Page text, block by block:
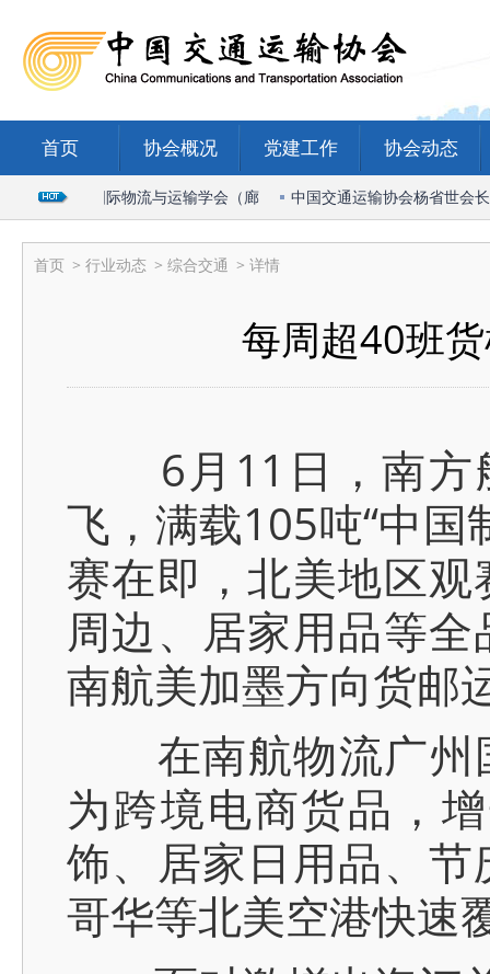
首页 协会概况 党建工作 协会动态
出席2026国际物流与运输学会（廊 中国交通运输协会杨省世会长
首页 > 行业动态 > 综合交通 > 详情
每周超40班
6月11日，南方
飞，满载105吨“中
赛在即，北美地区
周边、居家用品等
南航美加墨方向货邮
在南航物流广州
为跨境电商货品，
饰、居家日用品、
哥华等北美空港快速